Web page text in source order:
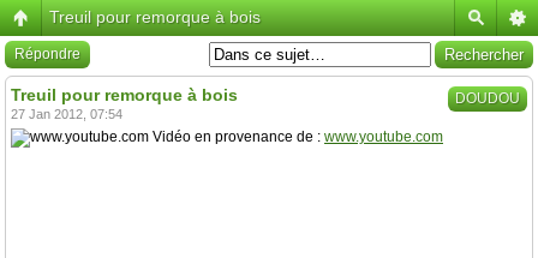
Treuil pour remorque à bois
Répondre
DOUDOU
Treuil pour remorque à bois
27 Jan 2012, 07:54
Vidéo en provenance de : www.youtube.com